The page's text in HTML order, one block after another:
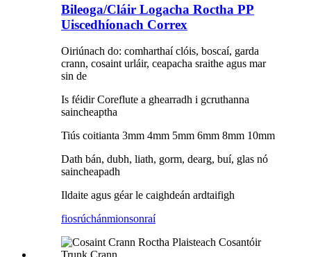
Bileoga/Cláir Logacha Roctha PP
Uiscedhíonach Correx
Oiriúnach do: comharthaí clóis, boscaí, garda
crann, cosaint urláir, ceapacha sraithe agus mar
sin de
Is féidir Coreflute a ghearradh i gcruthanna
saincheaptha
Tiús coitianta 3mm 4mm 5mm 6mm 8mm 10mm
Dath bán, dubh, liath, gorm, dearg, buí, glas nó
saincheapadh
Ildaite agus géar le caighdeán ardtaifigh
fiosrúchánmionsonraí